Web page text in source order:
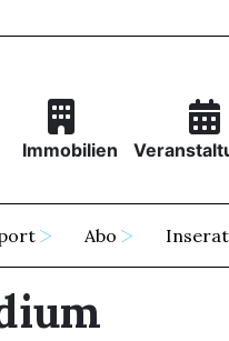
Immobilien
Abo